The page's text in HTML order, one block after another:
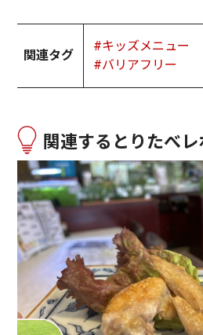
関連タグ
#キッズメニュー
#バリアフリー
関連するとりたべレ